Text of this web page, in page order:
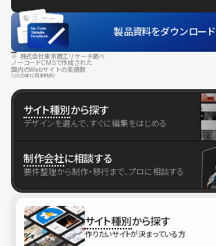
製品資料をダウンロード
※ 株式会社東京商工リサーチ調べ
ノーコードCMSで作成された
国内のWebサイトの実績数
（2025年12月末時点）
サイト種別から探す
デザインを選んで、すぐに編集をはじめる
制作会社に相談する
要件整理から制作・移行まで、プロに相談する
サイト種別から探す
作りたいサイトが決まっている方